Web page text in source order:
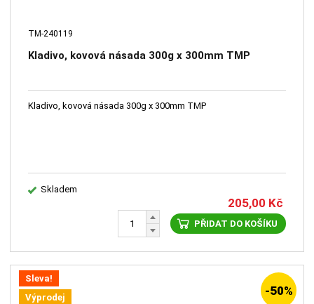
TM-240119
Kladivo, kovová násada 300g х 300mm TMP
Kladivo, kovová násada 300g х 300mm TMP
Skladem
205,00 Kč
PŘIDAT DO KOŠÍKU
Sleva!
Výprodej
-50%